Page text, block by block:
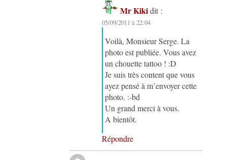
Mr Kiki dit :
05/09/2011 à 22:04
Voilà, Monsieur Serge. La
photo est publiée. Vous avez
un chouette tattoo ! :D
Je suis très content que vous
ayez pensé à m’envoyer cette
photo. :-bd
Un grand merci à vous.
A bientôt.
Répondre